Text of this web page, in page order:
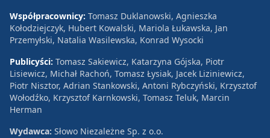
Współpracownicy: Tomasz Duklanowski, Agnieszka
Kołodziejczyk, Hubert Kowalski, Mariola Łukawska, Jan
Przemyłski, Natalia Wasilewska, Konrad Wysocki
Publicyści: Tomasz Sakiewicz, Katarzyna Gójska, Piotr
Lisiewicz, Michał Rachoń, Tomasz Łysiak, Jacek Liziniewicz,
Piotr Nisztor, Adrian Stankowski, Antoni Rybczyński, Krzysztof
Wołodźko, Krzysztof Karnkowski, Tomasz Teluk, Marcin
Herman
Wydawca: Słowo Niezależne Sp. z o.o.